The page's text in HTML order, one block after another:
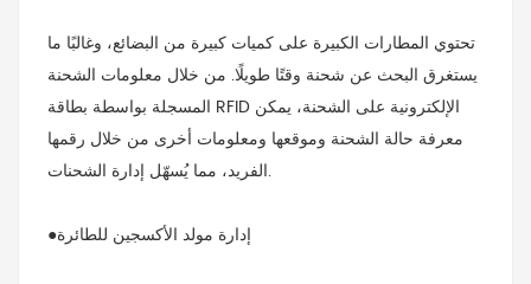
تحتوي المطارات الكبيرة على كميات كبيرة من البضائع، وغالبًا ما
يستغرق البحث عن شحنة وقتًا طويلًا. من خلال معلومات الشحنة
المسجلة بواسطة بطاقة RFID الإلكترونية على الشحنة، يمكن
معرفة حالة الشحنة وموقعها ومعلومات أخرى من خلال رقمها
الفريد، مما يُسهّل إدارة الشحنات.
●إدارة مولد الأكسجين للطائرة